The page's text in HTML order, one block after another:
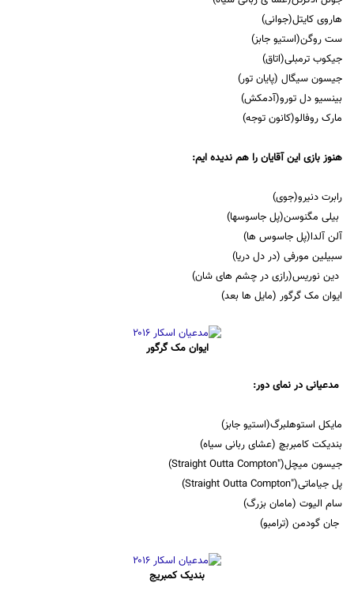
هاروی کایتل(جوانی)
ست روگن(استیو جابز)
جیکوب ترمبلی(اتاق)
جیسون سیگال (پایان تور)
بینسیو دل تورو(آدمکش)
مارک روفالو(کانون توجه)
هنوز بازی این آقایان را هم ندیده ایم:
رابرت دنیرو(جوی)
بیلی مگنوسن(پل جاسوسها)
آلن آلدا(پل جاسوس ها)
سبیلین مورفی (در دل دریا)
دین نوریس(رازی در چشم های شان)
ایوان مک گرگور (مایل ها بعد)
ایوان مک گرگور
مدعیانی در نمای دور:
مایکل استوهلبرگ(استیو جابز)
بندیکت کامبربچ (عشای ربانی سیاه)
جیسون میچل("Straight Outta Compton)
پل جیاماتی("Straight Outta Compton)
سام الیوت (مامان بزرگ)
جان گودمن (ترامبو)
بندیک کمبریج